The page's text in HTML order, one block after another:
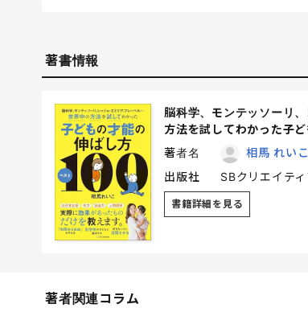
著書情報
脳科学、モンテッソーリ
方法を試してわかった子
著者名
相馬 れいこ
出版社
SBクリエイテ
書籍詳細を見る
著者関連コラム